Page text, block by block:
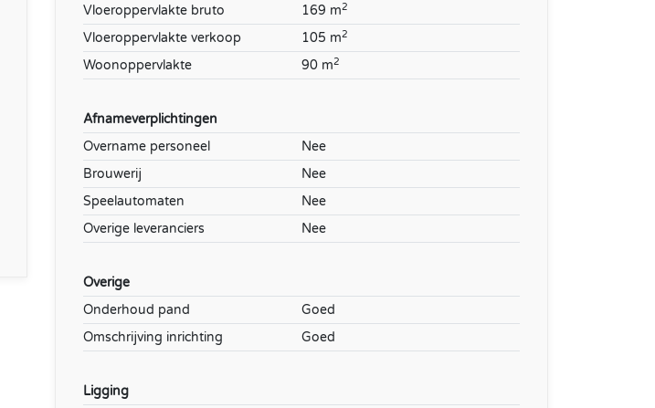
Vloeroppervlakte bruto 169 m2
Vloeroppervlakte verkoop 105 m2
Woonoppervlakte 90 m2
Afnameverplichtingen
Overname personeel
Nee
Brouwerij
Nee
Speelautomaten
Nee
Overige leveranciers
Nee
Overige
Onderhoud pand
Goed
Omschrijving inrichting
Goed
Ligging